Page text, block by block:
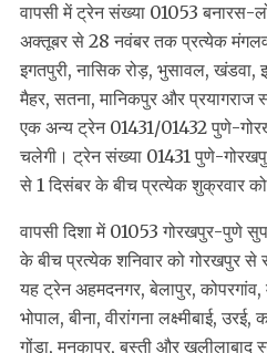
वापसी में ट्रेन संख्या 01053 बनारस-
अक्तूबर से 28 नवंबर तक प्रत्येक
इगतपुरी, नासिक रोड़, भुसावल, खंडवा,
मैहर, सतना, मानिकपुर और प्रयागराज
एक अन्य ट्रेन 01431/01432 पुणे-
चलेगी। ट्रेन संख्या 01431 पुणे-
से 1 दिसंबर के बीच प्रत्येक शुक्रवार
वापसी दिशा में 01053 गोरखपुर-पुणे
के बीच प्रत्येक शनिवार को गोरखपुर से
यह ट्रेन अहमदनगर, बेलापुर,
भोपाल, बीना, वीरांगना लक्ष्मीबाई,
गोंडा, मनकापुर, बस्ती और खलीलाबाद